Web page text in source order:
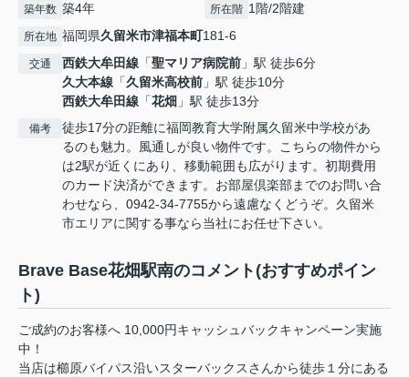
築年数 築4年 所在階 1階/2階建
所在地 福岡県久留米市津福本町181‐6
交通 西鉄大牟田線 「聖マリア病院前 」駅 徒歩6分
久大本線 「久留米高校前 」駅 徒歩10分
西鉄大牟田線 「花畑 」駅 徒歩13分
備考
徒歩17分の距離に福岡教育大学附属久留米中学校があ
るのも魅力。風通しが良い物件です。こちらの物件から
は2駅が近くにあり、移動範囲も広がります。初期費用
のカード決済ができます。お部屋倶楽部までのお問い合
わせなら、0942-34-7755から遠慮なくどうぞ。久留米
市エリアに関する事なら当社にお任せ下さい。
Brave Base花畑駅南のコメント(おすすめポイン
ト)
ご成約のお客様へ 10,000円キャッシュバックキャンペーン実施
中！
当店は櫛原バイパス沿いスターバックスさんから徒歩１分にある